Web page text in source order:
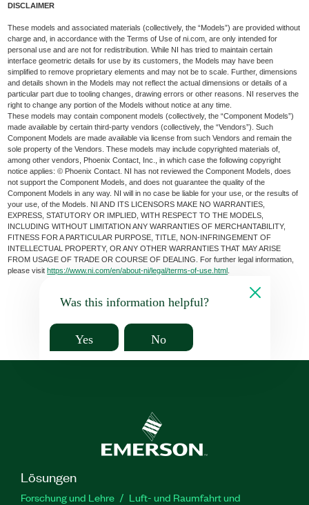
DISCLAIMER
These models and associated materials (collectively, the “Models”) are provided without
charge and, in accordance with the Terms of Use of ni.com, are only intended for
personal use and are not for redistribution. While NI has tried to maintain certain
interface geometric details for use by its customers, the Models may have been
simplified to remove proprietary elements and may not be to scale. Further, dimensions
and details shown in the Models may not reflect the actual dimensions or details of a
particular part due to tooling changes, drawing errors or other reasons. NI reserves the
right to change any portion of the Models without notice at any time.
These models may contain component models (collectively, the “Component Models”)
made available by certain third-party vendors (collectively, the “Vendors”). Such
Component Models are made available via license from such Vendors and remain the
sole property of the Vendors. These models may include copyrighted materials of,
among other vendors, Phoenix Contact, Inc., in which case the following copyright
notice applies: © Phoenix Contact. NI has not reviewed the Component Models, does
not support the Component Models, and does not guarantee the quality of the
Component Models in any way. NI will in no case be liable for your use, or the results of
your use, of the Models. NI AND ITS LICENSORS MAKE NO WARRANTIES,
EXPRESS, STATUTORY OR IMPLIED, WITH RESPECT TO THE MODELS,
INCLUDING WITHOUT LIMITATION ANY WARRANTIES OF MERCHANTABILITY,
FITNESS FOR A PARTICULAR PURPOSE, TITLE, NON-INFRINGEMENT OF
INTELLECTUAL PROPERTY, OR ANY OTHER WARRANTIES THAT MAY ARISE
FROM USAGE OF TRADE OR COURSE OF DEALING. For further legal information,
please visithttps://www.ni.com/en/about-ni/legal/terms-of-use.html
Was this information helpful?
Yes No
Lösungen
Forschung und Lehre
Luft- und Raumfahrt und